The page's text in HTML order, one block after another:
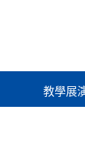
教學展